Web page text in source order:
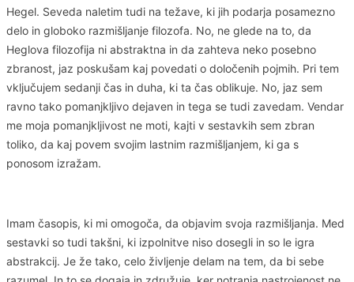
Hegel. Seveda naletim tudi na težave, ki jih podarja posamezno
delo in globoko razmišljanje filozofa. No, ne glede na to, da
Heglova filozofija ni abstraktna in da zahteva neko posebno
zbranost, jaz poskušam kaj povedati o določenih pojmih. Pri tem
vključujem sedanji čas in duha, ki ta čas oblikuje. No, jaz sem
ravno tako pomanjkljivo dejaven in tega se tudi zavedam. Vendar
me moja pomanjkljivost ne moti, kajti v sestavkih sem zbran
toliko, da kaj povem svojim lastnim razmišljanjem, ki ga s
ponosom izražam.
Imam časopis, ki mi omogoča, da objavim svoja razmišljanja. Med
sestavki so tudi takšni, ki izpolnitve niso dosegli in so le igra
abstrakcij. Je že tako, celo življenje delam na tem, da bi sebe